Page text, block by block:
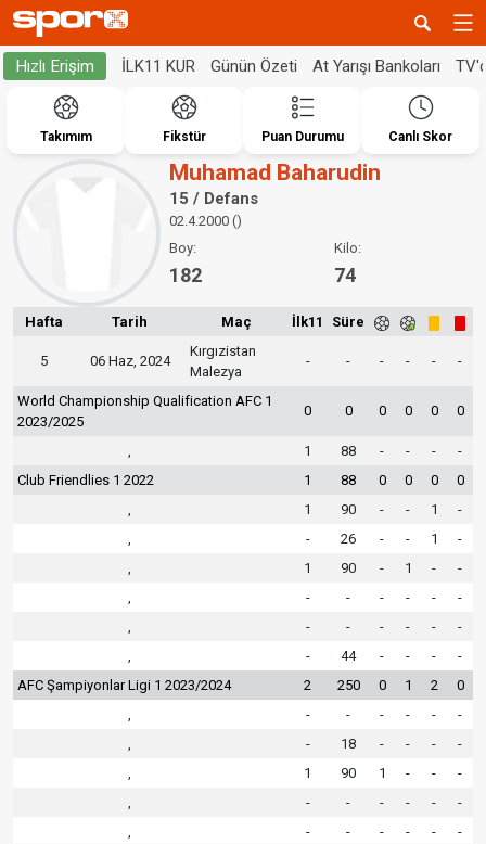
Hızlı Erişim İLK11 KUR Günün Özeti At Yarışı Bankoları
Takımım Fikstür Puan Durumu Canlı Skor
Muhamad Baharudin
15 / Defans
02.4.2000 ()
Boy:
182
Kilo:
74
Hafta Tarih Maç İlk11 Süre
5 06 Haz, 2024
Kırgızistan
Malezya
- - - - - -
World Championship Qualification AFC 1
2023/2025
0 0 0 0 0 0
1 88 - - -
-
Club Friendlies 1 2022
1 88 0 0 0
0
1 90 - - 1
-
- 26 - - 1
-
1 90 - 1 -
-
- - - - -
-
- - - - -
-
- 44 - - -
-
AFC Şampiyonlar Ligi 1 2023/2024
2 250 0 1 2
0
- - - - -
-
- 18 - - -
-
1 90 1 - -
-
- - - - -
-
- - - - -
-